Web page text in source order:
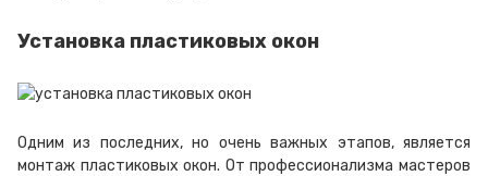
Установка пластиковых окон
Одним из последних, но очень важных этапов, является
монтаж пластиковых окон. От профессионализма мастеров